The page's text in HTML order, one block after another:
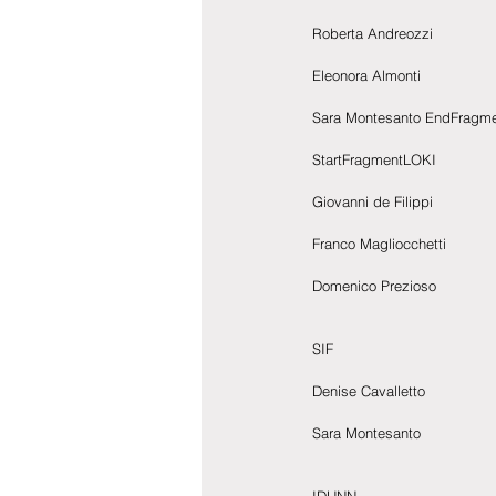
Roberta Andreozzi
Eleonora Almonti
Sara Montesanto
StartFragmentLOKI
Giovanni de Filippi
Franco Magliocchetti
Domenico Prezioso
SIF
Denise Cavalletto
Sara Montesanto